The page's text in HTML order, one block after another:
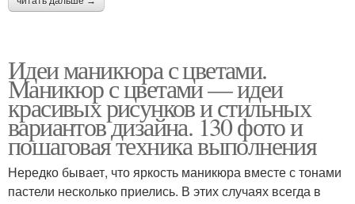
Идеи маникюра с цветами.
Маникюр с цветами — идеи
красивых рисунков и стильных
вариантов дизайна. 130 фото и
пошаговая техника выполнения
Нередко бывает, что яркость маникюра вместе с тонами
пастели несколько приелись. В этих случаях всегда в